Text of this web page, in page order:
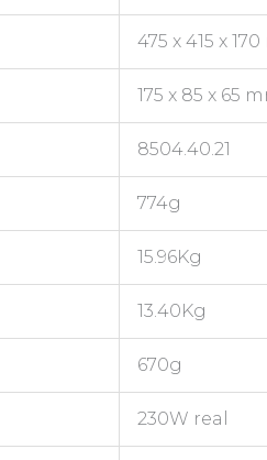
475 x 415 x
175 x 85 x 65
8504.40.21
774g
15.96Kg
13.40Kg
670g
230W real